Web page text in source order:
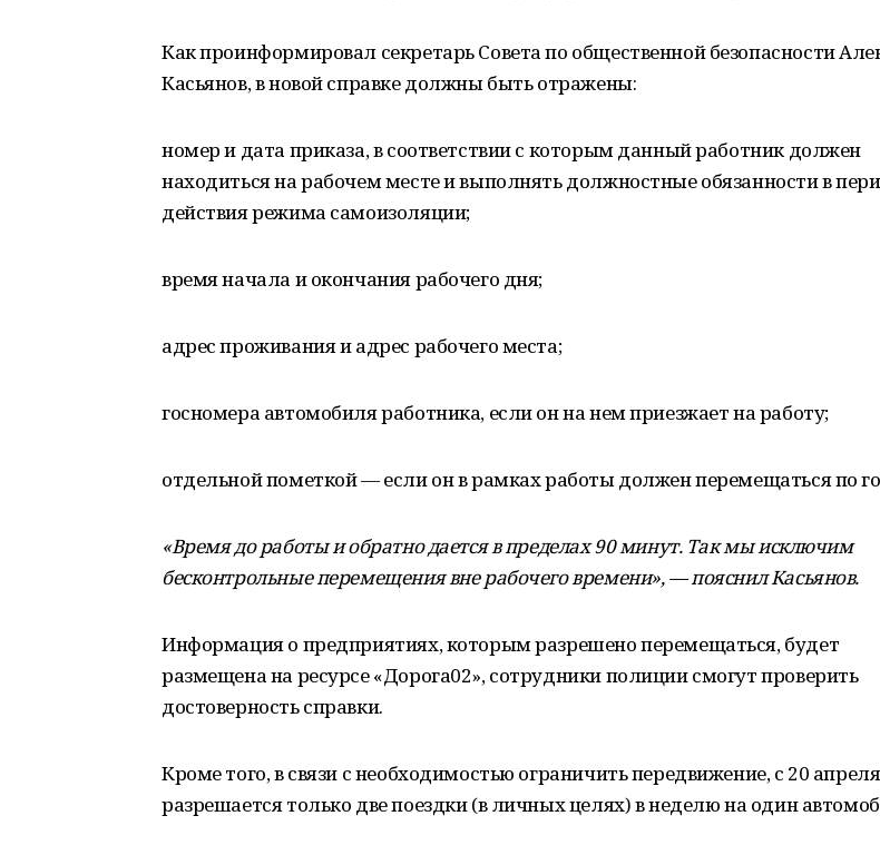
Как проинформировал секретарь Совета по общественной безопасности
Касьянов, в новой справке должны быть отражены:
номер и дата приказа, в соответствии с которым данный работник должен
находиться на рабочем месте и выполнять должностные обязанности в
действия режима самоизоляции;
время начала и окончания рабочего дня;
адрес проживания и адрес рабочего места;
госномера автомобиля работника, если он на нем приезжает на работу;
отдельной пометкой — если он в рамках работы должен перемещаться по
«Время до работы и обратно дается в пределах 90 минут. Так мы исключим
бесконтрольные перемещения вне рабочего времени», — пояснил Касьянов.
Информация о предприятиях, которым разрешено перемещаться, будет
размещена на ресурсе «Дорога02», сотрудники полиции смогут проверить
достоверность справки.
Кроме того, в связи с необходимостью ограничить передвижение, с 20 апреля
разрешается только две поездки (в личных целях) в неделю на один